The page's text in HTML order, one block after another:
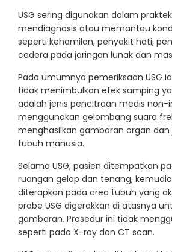
USG sering digunakan dalam
mendiagnosis atau memantau
seperti kehamilan, penyakit hati,
cedera pada jaringan lunak dan
Pada umumnya pemeriksaan USG
tidak menimbulkan efek samping
adalah jenis pencitraan medis non-
menggunakan gelombang suara
menghasilkan gambaran organ
tubuh manusia.
Selama USG, pasien ditempatkan
ruangan gelap dan tenang,
diterapkan pada area tubuh yang
probe USG digerakkan di atasnya
gambaran. Prosedur ini tidak
seperti pada X-ray dan CT scan.